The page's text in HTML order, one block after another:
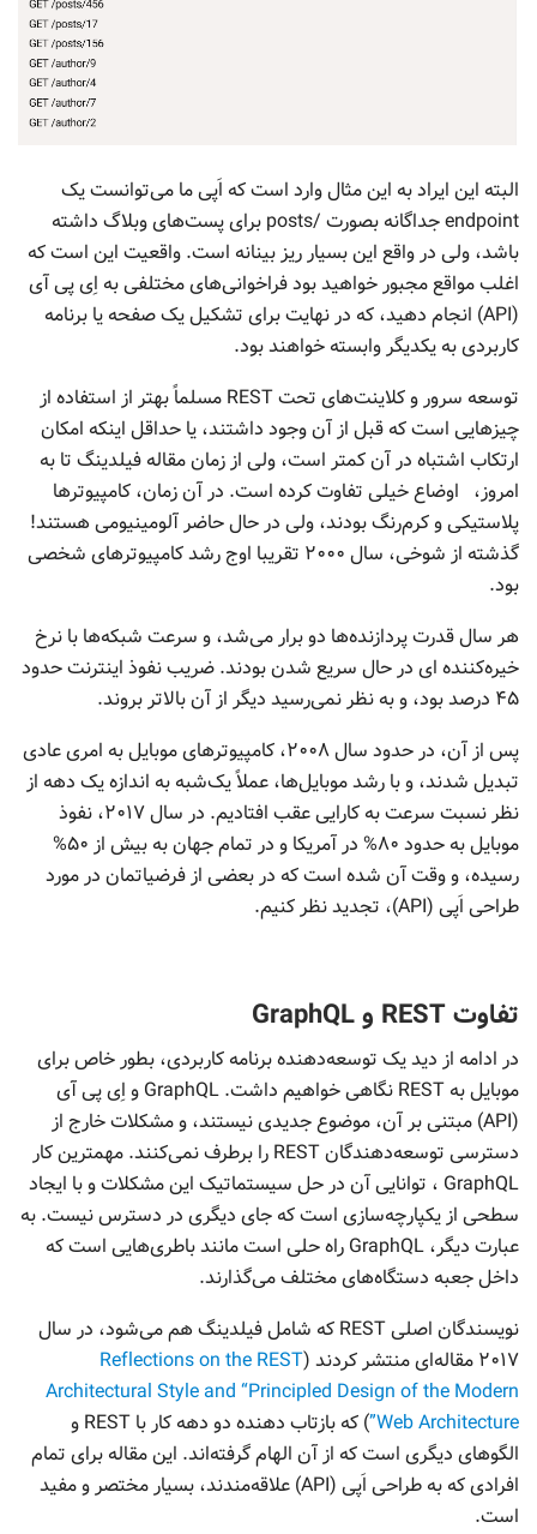
البته این ایراد به این مثال وارد است که اَپی ما می‌توانست یک
endpoint جداگانه بصورت /posts برای پست‌های وبلاگ داشته
باشد، ولی در واقع این بسیار ریز بینانه است. واقعیت این است که
اغلب مواقع مجبور خواهید بود فراخوانی‌های مختلفی به اِی پی آی
(API) انجام دهید، که در نهایت برای تشکیل یک صفحه یا برنامه
کاربردی به یکدیگر وابسته خواهند بود.
توسعه سرور و کلاینت‌های تحت REST مسلماً بهتر از استفاده از
چیزهایی است که قبل از آن وجود داشتند، یا حداقل اینکه امکان
ارتکاب اشتباه در آن کمتر است، ولی از زمان مقاله فیلدینگ تا به
امروز، اوضاع خیلی تفاوت کرده‌ است. در آن زمان، کامپیوترها
پلاستیکی و کرم‌رنگ بودند، ولی در حال حاضر آلومینیومی هستند!
گذشته از شوخی، سال ۲۰۰۰ تقریبا اوج رشد کامپیوترهای شخصی
بود.
هر سال قدرت پردازنده‌ها دو برار می‌شد، و سرعت شبکه‌ها با نرخ
خیره‌کننده ای در حال سریع شدن بودند. ضریب نفوذ اینترنت حدود
۴۵ درصد بود، و به نظر نمی‌رسید دیگر از آن بالاتر بروند.
پس از آن، در حدود سال ۲۰۰۸، کامپیوترهای موبایل به امری عادی
تبدیل شدند، و با رشد موبایل‌ها، عملاً یک‌شبه به اندازه یک دهه از
نظر نسبت سرعت به کارایی عقب افتادیم. در سال ۲۰۱۷، نفوذ
موبایل به حدود ۸۰% در آمریکا و در تمام جهان به بیش از ۵۰%
رسیده، و وقت آن شده است که در بعضی از فرضیاتمان در مورد
طراحی اَپی (API)، تجدید نظر کنیم.
تفاوت REST و GraphQL
در ادامه از دید یک توسعه‌دهنده برنامه کاربردی، بطور خاص برای
موبایل به REST نگاهی خواهیم داشت. GraphQL و اِی پی آی
(API) مبتنی بر آن، موضوع جدیدی نیستند، و مشکلات خارج از
دسترسی توسعه‌دهندگان REST را برطرف نمی‌کنند. مهمترین کار
GraphQL ، توانایی آن در حل سیستماتیک این مشکلات و با ایجاد
سطحی از یکپارچه‌سازی است که جای دیگری در دسترس نیست. به
عبارت دیگر، GraphQL راه حلی است مانند باطری‌هایی است که
داخل جعبه دستگاه‌های مختلف می‌گذارند.
نویسندگان اصلی REST که شامل فیلدینگ هم می‌شود، در سال
۲۰۱۷ مقاله‌ای منتشر کردند (
Reflections on the REST
Architectural Style and “Principled Design of the Modern
Web Architecture”
) که بازتاب دهنده دو دهه کار با REST و
الگوهای دیگری است که از آن الهام گرفته‌اند. این مقاله برای تمام
افرادی که به طراحی اَپی (API) علاقه‌مندند، بسیار مختصر و مفید
است.